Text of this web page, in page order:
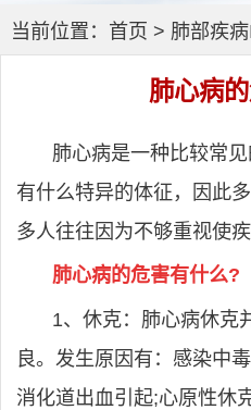
当前位置： 首页 > 肺部疾
肺心病
肺心病是一种比较常
有什么特异的体征，因此
多人往往因为不够重视使疾
肺心病的危害有什么?
1、休克：肺心病休克
良。发生原因有：感染中
消化道出血引起;心原性休